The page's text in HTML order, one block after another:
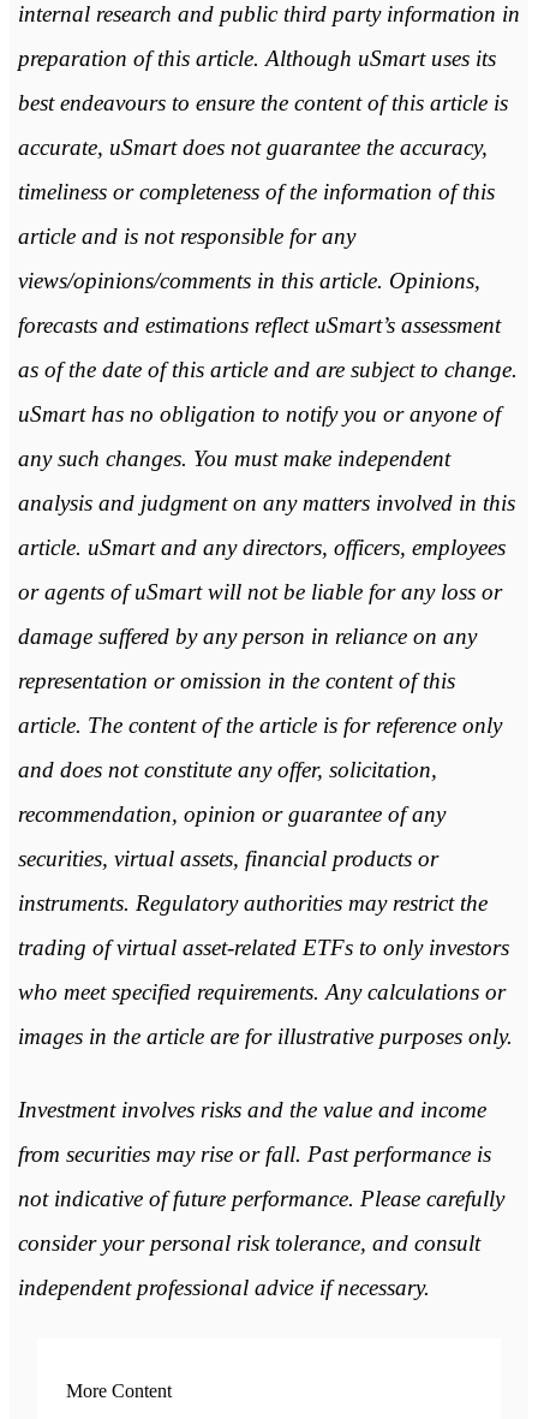
internal research and public third party information in
preparation of this article. Although uSmart uses its
best endeavours to ensure the content of this article is
accurate, uSmart does not guarantee the accuracy,
timeliness or completeness of the information of this
article and is not responsible for any
views/opinions/comments in this article. Opinions,
forecasts and estimations reflect uSmart’s assessment
as of the date of this article and are subject to change.
uSmart has no obligation to notify you or anyone of
any such changes. You must make independent
analysis and judgment on any matters involved in this
article. uSmart and any directors, officers, employees
or agents of uSmart will not be liable for any loss or
damage suffered by any person in reliance on any
representation or omission in the content of this
article. The content of the article is for reference only
and does not constitute any offer, solicitation,
recommendation, opinion or guarantee of any
securities, virtual assets, financial products or
instruments. Regulatory authorities may restrict the
trading of virtual asset-related ETFs to only investors
who meet specified requirements. Any calculations or
images in the article are for illustrative purposes only.
Investment involves risks and the value and income
from securities may rise or fall. Past performance is
not indicative of future performance. Please carefully
consider your personal risk tolerance, and consult
independent professional advice if necessary.
More Content